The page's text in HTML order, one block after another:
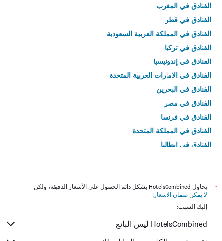
الفنادق في المغرب
الفنادق في قطر
الفنادق في المملكة العربية السعودية
الفنادق في تركيا
الفنادق في إندونيسيا
الفنادق في الامارات العربية المتحدة
الفنادق في البحرين
الفنادق في مصر
الفنادق في فرنسا
الفنادق في المملكة المتحدة
الفنادق في إيطاليا
*
يحاول HotelsCombined بشكل دائم الحصول على الأسعار الدقيقة، ولكن
لا يمكن ضمان الأسعار .
إليك السبب:
HotelsCombined ليس البائع